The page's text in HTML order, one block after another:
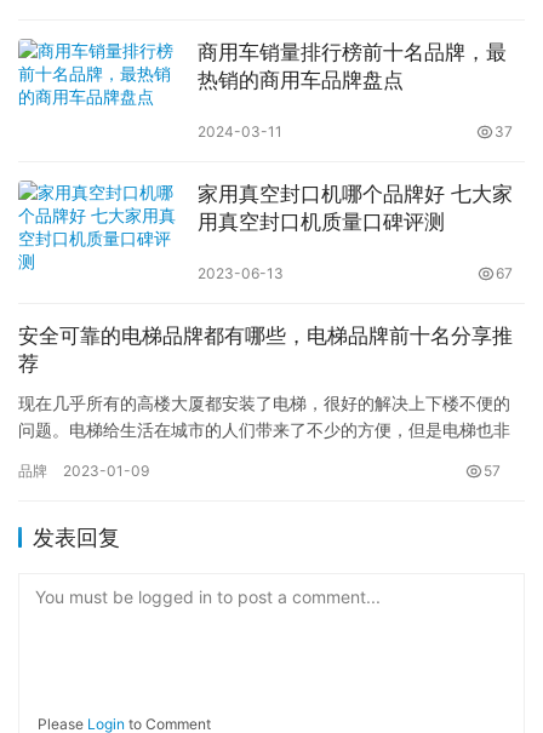
商用车销量排行榜前十名品牌，最
热销的商用车品牌盘点
2024-03-11 37
家用真空封口机哪个品牌好 七大家
用真空封口机质量口碑评测
2023-06-13 67
安全可靠的电梯品牌都有哪些，电梯品牌前十名分享推
荐
现在几乎所有的高楼大厦都安装了电梯，很好的解决上下楼不便的
问题。电梯给生活在城市的人们带来了不少的方便，但是电梯也非
品牌有…
品牌 2023-01-09 57
发表回复
You must be logged in to post a comment...
Please Login to Comment